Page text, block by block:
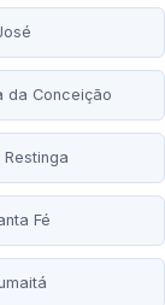
da Conceição
Fé